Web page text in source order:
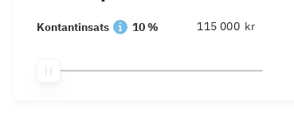
Kontantinsats 10 % kr